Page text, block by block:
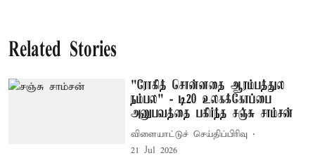
Related Stories
"ரோகித் சொன்னதை ஆரம்பத்துல
நம்பல" - டி20 உலகக்கோப்பை
அனுபவத்தை பகிர்ந்த சஞ்சு சாம்சன்
விளையாட்டுச் செய்திப்பிரிவு
21 Jul 2026